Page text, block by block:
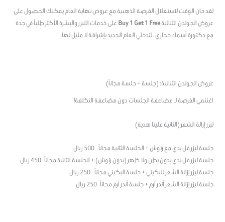
لقد حان الوقت لاستغلال الفرصة الذهبية مع عروض نهاية العام يمكنك الحصول على
عروض الجولدن الثنائيةBuy 1 Get 1 Free
على خدمات الليزر والبشرة الأكثر طلباً في جدة
مع دكتورة أسماء حجازي ، لتدخلي العام الجديد بإشراقة لا مثيل لها.
عروض الجولدن الثنانية: (جلسة + جلسة مجاناً)
اغتنمي الفرصة لـ مضاعفة الجلسات دون مضاعفة التكلفة!
ليزر إزالة الشعر (الثانية علينا هدية)
جلسة ليزر فل بدي مع رتوش + الجلسة الثانية مجاناً 500 ريال
جلسة ليزر فل بدي بدون بطن ولا ظهر (بدون رتوش) + الجلسة الثانية مجاناً 450 ريال
جلسة ليزر إزالة الشعر للبكيني + جلسة البكيني مجاناً 250 ريال
جلسة ليزر إزالة الشعر أندر آرم + جلسة أندر آرم مجاناً 250 ريال